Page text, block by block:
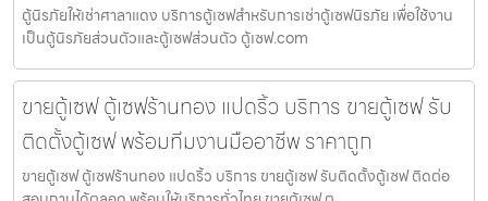
ตู้นิรภัยให้เช่าศาลาแดง บริการตู้เซฟสำหรับการเช่าตู้เซฟนิรภัย เพื่อใช้งาน
เป็นตู้นิรภัยส่วนตัวและตู้เซฟส่วนตัว ตู้เซฟ.com
ขายตู้เซฟ ตู้เซฟร้านทอง แปดริ้ว บริการ ขายตู้เซฟ รับ
ติดตั้งตู้เซฟ พร้อมทีมงานมืออาชีพ ราคาถูก
ขายตู้เซฟ ตู้เซฟร้านทอง แปดริ้ว บริการ ขายตู้เซฟ รับติดตั้งตู้เซฟ ติดต่อ